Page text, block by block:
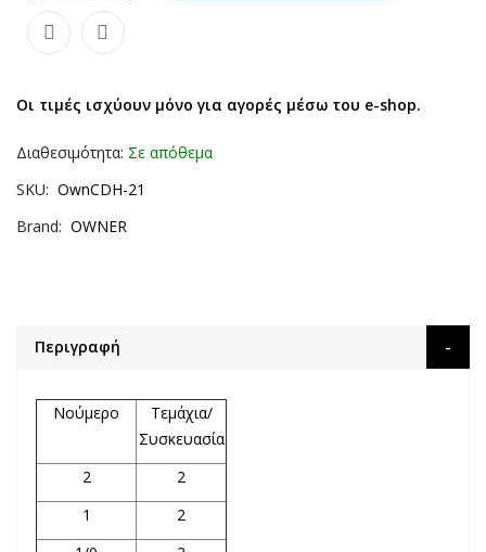
Οι τιμές ισχύουν μόνο για αγορές μέσω του e-shop.
Διαθεσιμότητα: Σε απόθεμα
SKU
OwnCDH-21
Brand
OWNER
Περιγραφή
Νούμερο
Τεμάχια/
Συσκευασία
2
2
1
2